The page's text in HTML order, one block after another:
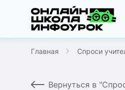
Главная Спроси
Вернуться в